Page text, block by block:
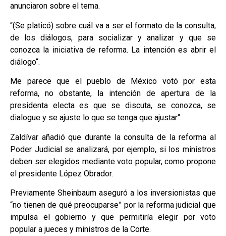
anunciaron sobre el tema.
“(Se platicó) sobre cuál va a ser el formato de la consulta,
de los diálogos, para socializar y analizar y que se
conozca la iniciativa de reforma. La intención es abrir el
diálogo“.
Me parece que el pueblo de México votó por esta
reforma, no obstante, la intención de apertura de la
presidenta electa es que se discuta, se conozca, se
dialogue y se ajuste lo que se tenga que ajustar“.
Zaldívar añadió que durante la consulta de la reforma al
Poder Judicial se analizará, por ejemplo, si los ministros
deben ser elegidos mediante voto popular, como propone
el presidente López Obrador.
Previamente Sheinbaum aseguró a los inversionistas que
“no tienen de qué preocuparse” por la reforma judicial que
impulsa el gobierno y que permitiría elegir por voto
popular a jueces y ministros de la Corte.